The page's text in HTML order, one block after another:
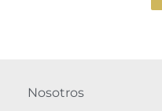
Nosotros